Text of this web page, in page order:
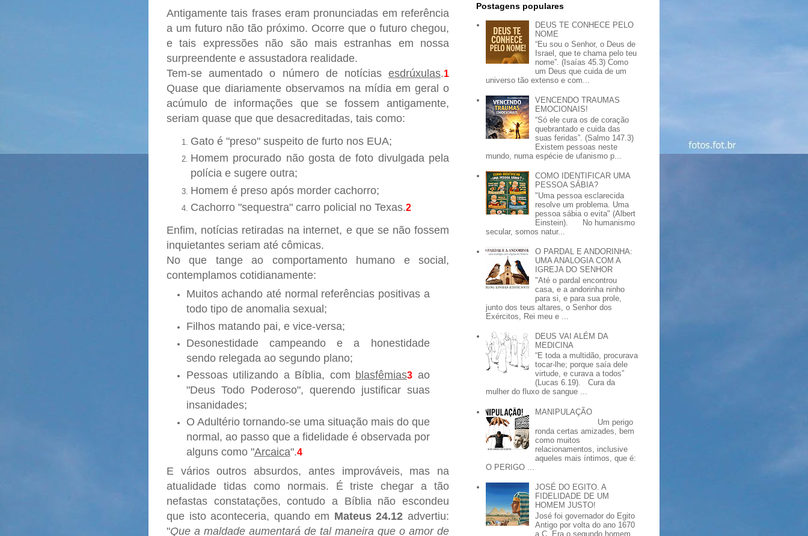
Antigamente tais frases eram pronunciadas em referência
a um futuro não tão próximo. Ocorre que o futuro chegou,
e tais expressões não são mais estranhas em nossa
surpreendente e assustadora realidade.
Tem-se aumentado o número de notícias esdrúxulas.1
Quase que diariamente observamos na mídia em geral o
acúmulo de informações que se fossem antigamente,
seriam quase que que desacreditadas, tais como:
Gato é "preso" suspeito de furto nos EUA;
Homem procurado não gosta de foto divulgada pela
polícia e sugere outra;
Homem é preso após morder cachorro;
Cachorro "sequestra" carro policial no Texas.2
Enfim, notícias retiradas na internet, e que se não fossem
inquietantes seriam até cômicas.
No que tange ao comportamento humano e social,
contemplamos cotidianamente:
Muitos achando até normal referências positivas a
todo tipo de anomalia sexual;
Filhos matando pai, e vice-versa;
Desonestidade campeando e a honestidade
sendo relegada ao segundo plano;
Pessoas utilizando a Bíblia, com blasfêmias3 ao
"Deus Todo Poderoso", querendo justificar suas
insanidades;
O Adultério tornando-se uma situação mais do que
normal, ao passo que a fidelidade é observada por
alguns como "Arcaica".4
E vários outros absurdos, antes improváveis, mas na
atualidade tidas como normais. É triste chegar a tão
nefastas constatações, contudo a Bíblia não escondeu
que isto aconteceria, quando em Mateus 24.12 advertiu:
"Que a maldade aumentará de tal maneira que o amor de
Postagens populares
DEUS TE CONHECE PELO
NOME
“Eu sou o Senhor, o Deus de
Israel, que te chama pelo teu
nome”. (Isaías 45.3) Como
um Deus que cuida de um
universo tão extenso e com...
VENCENDO TRAUMAS
EMOCIONAIS!
“Só ele cura os de coração
quebrantado e cuida das
suas feridas”. (Salmo 147.3)
Existem pessoas neste
mundo, numa espécie de ufanismo p...
COMO IDENTIFICAR UMA
PESSOA SÁBIA?
"Uma pessoa esclarecida
resolve um problema. Uma
pessoa sábia o evita" (Albert
Einstein). No humanismo
secular, somos natur...
O PARDAL E ANDORINHA:
UMA ANALOGIA COM A
IGREJA DO SENHOR
"Até o pardal encontrou
casa, e a andorinha ninho
para si, e para sua prole,
junto dos teus altares, o Senhor dos
Exércitos, Rei meu e ...
DEUS VAI ALÉM DA
MEDICINA
“E toda a multidão, procurava
tocar-lhe; porque saía dele
virtude, e curava a todos”
(Lucas 6.19). Cura da
mulher do fluxo de sangue ...
MANIPULAÇÃO
Um perigo
ronda certas amizades, bem
como muitos
relacionamentos, inclusive
aqueles mais íntimos, que é:
O PERIGO ...
JOSÉ DO EGITO. A
FIDELIDADE DE UM
HOMEM JUSTO!
José foi governador do Egito
Antigo por volta do ano 1670
a.C. Era o segundo homem